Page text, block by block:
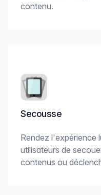
contenu.
Secousse
Rendez l'expérience
utilisateurs de
contenus ou